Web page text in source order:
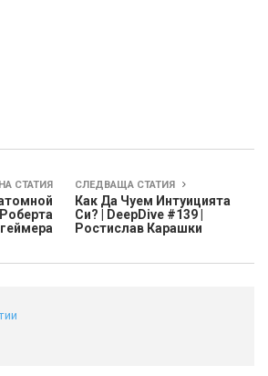
СТАТИЯ СЛЕДВАЩА СТАТИЯ
Как Да Чуем Интуицията
Си? | DeepDive #139 |
Ростислав Карашки